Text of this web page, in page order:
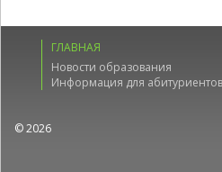
ГЛАВНАЯ
Новости образования
Информация для абитуриентов
© 2026